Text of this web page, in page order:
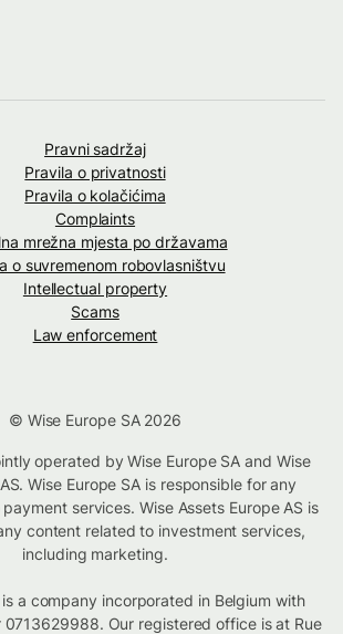
Pravni sadržaj
Pravila o privatnosti
Pravila o kolačićima
Complaints
mrežna mjesta po državama
o suvremenom robovlasništvu
Intellectual property
Scams
Law enforcement
© Wise Europe SA 2026
operated by Wise Europe SA and Wise
Wise Europe SA is responsible for any
services. Wise Assets Europe AS is
content related to investment services,
including marketing.
is a company incorporated in Belgium with
Our registered office is at Rue